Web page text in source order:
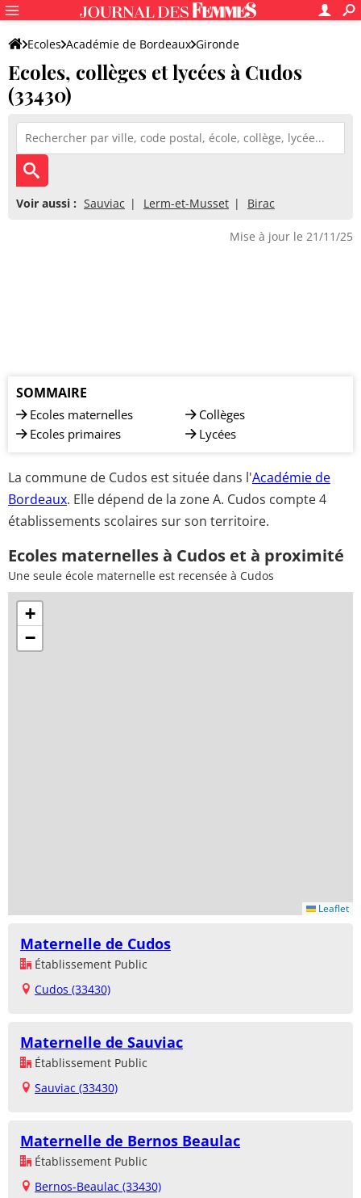
Ecoles Académie de Bordeaux Gironde
Ecoles, collèges et lycées à Cudos
(33430)
Voir aussi : Sauviac Lerm-et-Musset Birac
Mise à jour le 21/11/25
SOMMAIRE
Ecoles maternelles
Ecoles primaires
Collèges
Lycées
La commune de Cudos est située dans l'Académie de
Bordeaux. Elle dépend de la zone A. Cudos compte 4
établissements scolaires sur son territoire.
Ecoles maternelles à Cudos et à proximité
Une seule école maternelle est recensée à Cudos
+
−
Leaflet
Maternelle de Cudos
Établissement Public
Cudos (33430)
Maternelle de Sauviac
Établissement Public
Sauviac (33430)
Maternelle de Bernos Beaulac
Établissement Public
Bernos-Beaulac (33430)